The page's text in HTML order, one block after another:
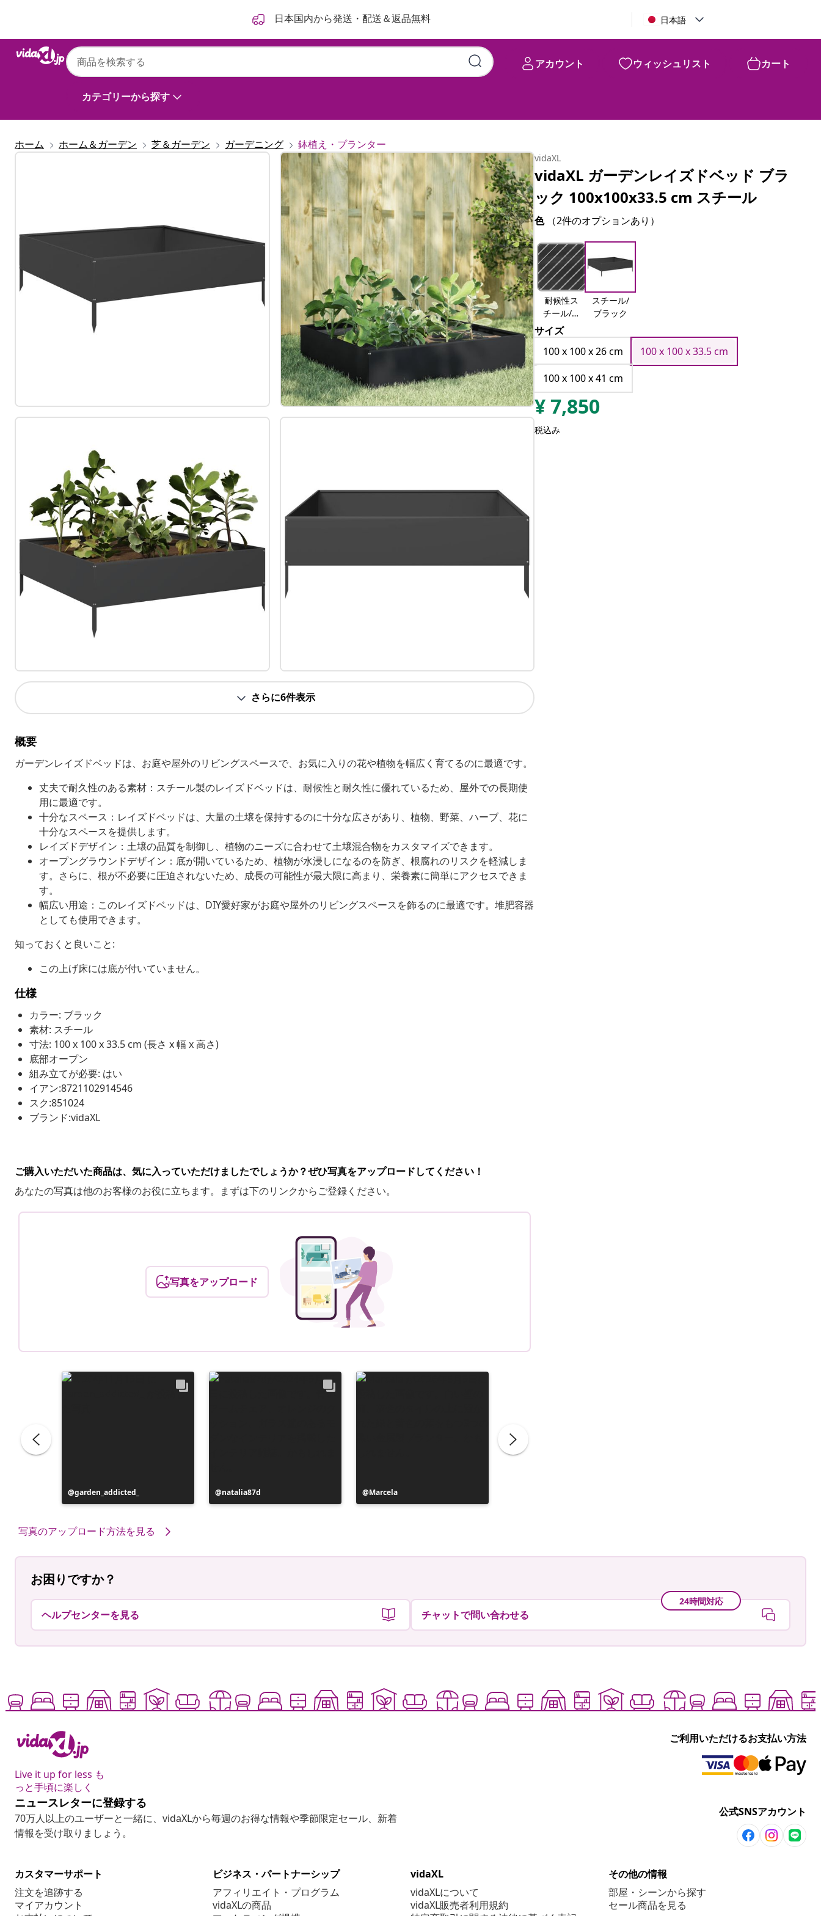
日本国内から発送・配送＆返品無料 日本語
カテゴリーから探す
アカウント ウィッシュリスト カート
ホーム ホーム＆ガーデン 芝＆ガーデン ガーデニング 鉢植え・プランター
さらに6件表示
概要
ガーデンレイズドベッドは、お庭や屋外のリビングスペースで、お気に入りの花や植物を幅広く育てるのに最適です。
丈夫で耐久性のある素材：スチール製のレイズドベッドは、耐候性と耐久性に優れているため、屋外での長期使
用に最適です。
十分なスペース：レイズドベッドは、大量の土壌を保持するのに十分な広さがあり、植物、野菜、ハーブ、花に
十分なスペースを提供します。
レイズドデザイン：土壌の品質を制御し、植物のニーズに合わせて土壌混合物をカスタマイズできます。
オープングラウンドデザイン：底が開いているため、植物が水浸しになるのを防ぎ、根腐れのリスクを軽減しま
す。さらに、根が不必要に圧迫されないため、成長の可能性が最大限に高まり、栄養素に簡単にアクセスできま
す。
幅広い用途：このレイズドベッドは、DIY愛好家がお庭や屋外のリビングスペースを飾るのに最適です。堆肥容器
としても使用できます。
知っておくと良いこと:
この上げ床には底が付いていません。
仕様
カラー: ブラック
素材: スチール
寸法: 100 x 100 x 33.5 cm (長さ x 幅 x 高さ)
底部オープン
組み立てが必要: はい
イアン:8721102914546
スク:851024
ブランド:vidaXL
ご購入いただいた商品は、気に入っていただけましたでしょうか？ぜひ写真をアップロードしてください！
あなたの写真は他のお客様のお役に立ちます。まずは下のリンクからご登録ください。
写真をアップロード
投
稿
garden_addicted_
投
稿
natalia87d
投
稿
Marcela
写真のアップロード方法を見る
vidaXL
vidaXL ガーデンレイズドベッド ブラ
ック 100x100x33.5 cm スチール
色 （2件のオプションあり）
耐候性ス
チール/ブ
ラウン
スチール/
ブラック
サイズ
100 x 100 x 26 cm
100 x 100 x 33.5 cm
100 x 100 x 41 cm
¥7,850
税込み
お困りですか？
ヘルプセンターを見る
24時間対応
チャットで問い合わせる
Live it up for less も
っと手頃に楽しく
ご利用いただけるお支払い方法
ニュースレターに登録する
70万人以上のユーザーと一緒に、vidaXLから毎週のお得な情報や季節限定セール、新着
情報を受け取りましょう。
公式SNSアカウント
カスタマーサポート
注文を追跡する
マイアカウント
ビジネス・パートナーシップ
アフィリエイト・プログラム
vidaXLの商品
vidaXL
vidaXLについて
vidaXL販売者利用規約
その他の情報
部屋・シーンから探す
セール商品を見る